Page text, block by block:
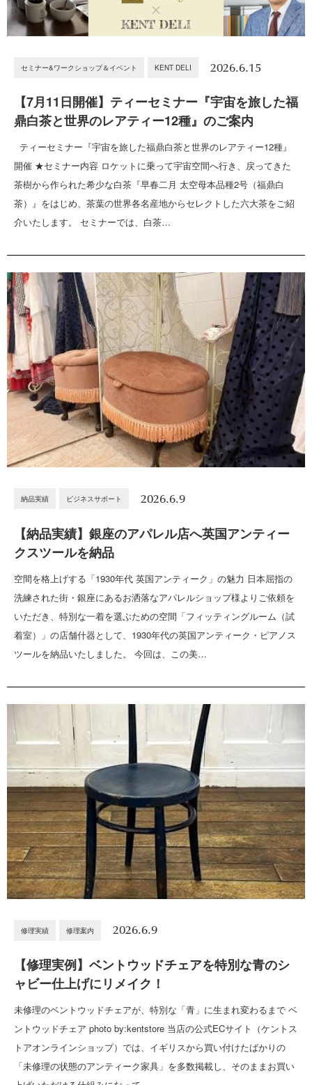
セミナー&ワークショップ＆イベント KENT DELI 2026.6.15
【7月11日開催】ティーセミナー『宇宙を旅した福
鼎白茶と世界のレアティー12種』のご案内
ティーセミナー『宇宙を旅した福鼎白茶と世界のレアティー12種』
開催 ★セミナー内容 ロケットに乗って宇宙空間へ行き、戻ってきた
茶樹から作られた希少な白茶『早春二月 太空母本品種2号（福鼎白
茶）』をはじめ、茶葉の世界各名産地からセレクトした六大茶をご紹
介いたします。 セミナーでは、白茶…
納品実績 ビジネスサポート 2026.6.9
【納品実績】銀座のアパレル店へ英国アンティー
クスツールを納品
空間を格上げする「1930年代 英国アンティーク」の魅力 日本屈指の
洗練された街・銀座にあるお洒落なアパレルショップ様よりご依頼を
いただき、特別な一着を選ぶための空間「フィッティングルーム（試
着室）」の店舗什器として、1930年代の英国アンティーク・ピアノス
ツールを納品いたしました。 今回は、この美…
修理実績 修理案内 2026.6.9
【修理実例】ベントウッドチェアを特別な青のシ
ャビー仕上げにリメイク！
未修理のベントウッドチェアが、特別な「青」に生まれ変わるまで ベ
ントウッドチェア photo by:kentstore 当店の公式ECサイト（ケントス
トアオンラインショップ）では、イギリスから買い付けたばかりの
「未修理の状態のアンティーク家具」を多数掲載し、そのままお買い